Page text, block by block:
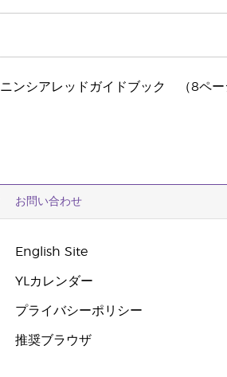
ニンシアレッドガイドブック （8ペ
お問い合わせ
English Site
YLカレンダー
プライバシーポリシー
推奨ブラウザ